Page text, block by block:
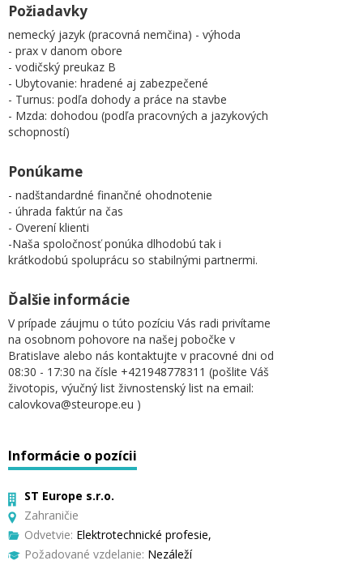
Požiadavky
nemecký jazyk (pracovná nemčina) - výhoda
- prax v danom obore
- vodičský preukaz B
- Ubytovanie: hradené aj zabezpečené
- Turnus: podľa dohody a práce na stavbe
- Mzda: dohodou (podľa pracovných a jazykových
schopností)
Ponúkame
- nadštandardné finančné ohodnotenie
- úhrada faktúr na čas
- Overení klienti
-Naša spoločnosť ponúka dlhodobú tak i
krátkodobú spoluprácu so stabilnými partnermi.
Ďalšie informácie
V prípade záujmu o túto pozíciu Vás radi privítame
na osobnom pohovore na našej pobočke v
Bratislave alebo nás kontaktujte v pracovné dni od
08:30 - 17:30 na čísle +421948778311 (pošlite Váš
životopis, výučný list živnostenský list na email:
calovkova@steurope.eu )
Informácie o pozícii
ST Europe s.r.o.
Zahraničie
Odvetvie: Elektrotechnické profesie,
Požadované vzdelanie: Nezáleží